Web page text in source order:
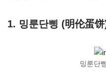
1. 밍룬단삥 (明伦蛋饼
밍룬단